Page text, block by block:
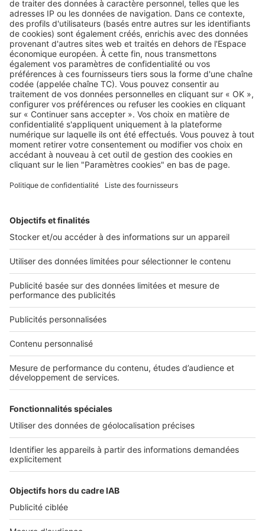
comporter des mentions obligatoires - pourra se révéler plus
compliquée que prévu. Enfin, louer un bien immobilier
implique de rédiger une annonce, de la diffuser, d’organiser
les visites et d’opérer une sélection entre les dossiers des
candidats à la location. C’est donc une opération
particulièrement chronophage… D’autant plus qu’une fois
que le bien sera loué, son propriétaire devra encore en
assurer la gestion locative (encaisser les loyers, envoyer les
quittances, gérer les éventuels impayés…) sans l’aide de
personne.
Image
SeLoger neuf c'est aussi...
DÉCOUVRIR
Annuaire des professionnels
Déposer une annonce sur SeLoger
SELOGER NEUF
Conditions Générales d'Utilisation
PROFESSIONNELS
Nous contacter
Découvrez notre offre